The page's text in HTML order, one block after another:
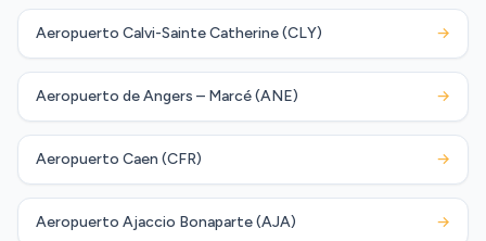
Aeropuerto Calvi-Sainte Catherine (CLY) →
Aeropuerto de Angers – Marcé (ANE) →
Aeropuerto Caen (CFR) →
Aeropuerto Ajaccio Bonaparte (AJA) →